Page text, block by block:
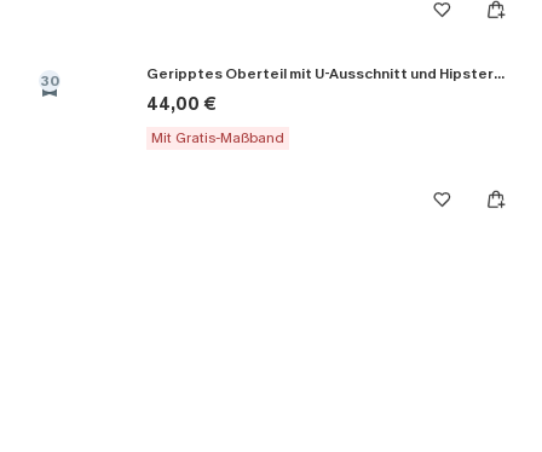
30 Geripptes Oberteil mit U-Ausschnitt und Hipster-Bikini-Set
44,00 €
Mit Gratis-Maßband